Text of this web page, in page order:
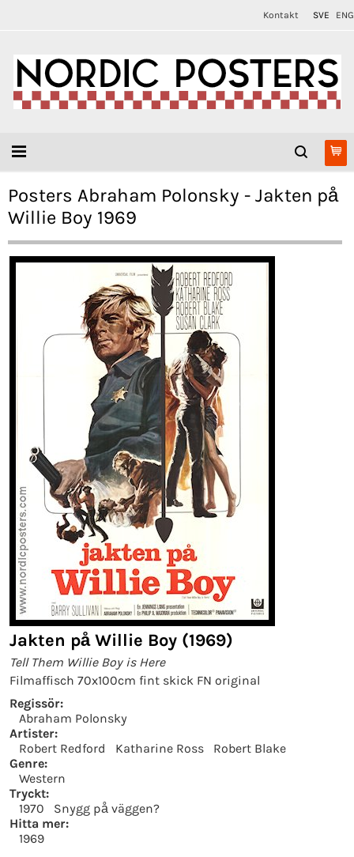
Kontakt SVE ENG
Posters Abraham Polonsky - Jakten på
Willie Boy 1969
Jakten på Willie Boy (1969)
Tell Them Willie Boy is Here
Filmaffisch 70x100cm fint skick FN original
Regissör:
Abraham Polonsky
Artister:
Robert Redford
Katharine Ross
Robert Blake
Genre:
Western
Tryckt:
1970
Snygg på väggen?
Hitta mer:
1969